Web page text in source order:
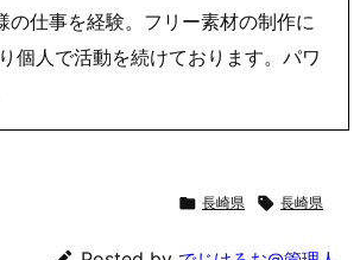
の仕事を経験。フリー素材の制作に
個人で活動を続けております。パワ
 長崎県  長崎県